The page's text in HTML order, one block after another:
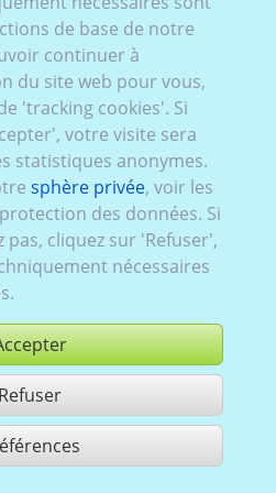
,2009–2012,5 portes
1 résultats
de base de notre
continuer à
du site web pour vous,
'tracking cookies'. Si
votre visite sera
statistiques anonymes.
sphère privée, voir les
des données. Si
pas, cliquez sur 'Refuser',
nécessaires
Refuser